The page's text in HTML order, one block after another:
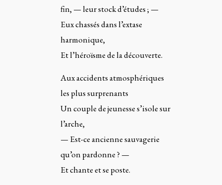
fin, — leur stock d’études ; —
Eux chassés dans l’extase
harmonique,
Et l’héroïsme de la découverte.
Aux accidents atmosphériques
les plus surprenants
Un couple de jeunesse s’isole sur
l’arche,
— Est-ce ancienne sauvagerie
qu’on pardonne ? —
Et chante et se poste.